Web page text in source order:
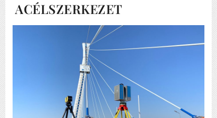
ACÉLSZERKEZET